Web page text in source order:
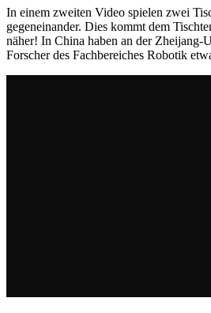
In einem zweiten Video spielen zwei
gegeneinander. Dies kommt dem
näher! In China haben an der Zheijang-
Forscher des Fachbereiches Robotik